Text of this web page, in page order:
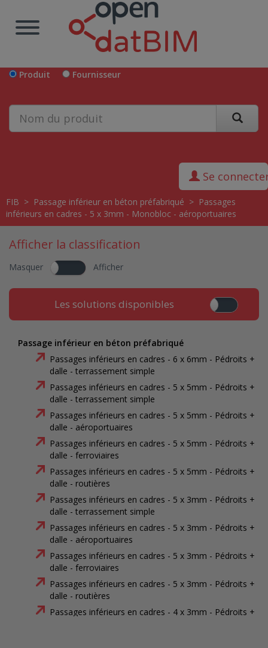
Produit Fournisseur
Se
FIB > Passage inférieur en béton préfabriqué > Passages
inférieurs en cadres - 5 x 3mm - Monobloc - aéroportuaires
Afficher la classification
Masquer Afficher
Les solutions disponibles
Passage inférieur en béton préfabriqué
Passages inférieurs en cadres - 6 x 6mm - Pédroits +
dalle - terrassement simple
Passages inférieurs en cadres - 5 x 5mm - Pédroits +
dalle - terrassement simple
Passages inférieurs en cadres - 5 x 5mm - Pédroits +
dalle - aéroportuaires
Passages inférieurs en cadres - 5 x 5mm - Pédroits +
dalle - ferroviaires
Passages inférieurs en cadres - 5 x 5mm - Pédroits +
dalle - routières
Passages inférieurs en cadres - 5 x 3mm - Pédroits +
dalle - terrassement simple
Passages inférieurs en cadres - 5 x 3mm - Pédroits +
dalle - aéroportuaires
Passages inférieurs en cadres - 5 x 3mm - Pédroits +
dalle - ferroviaires
Passages inférieurs en cadres - 5 x 3mm - Pédroits +
dalle - routières
Passages inférieurs en cadres - 4 x 3mm - Pédroits +